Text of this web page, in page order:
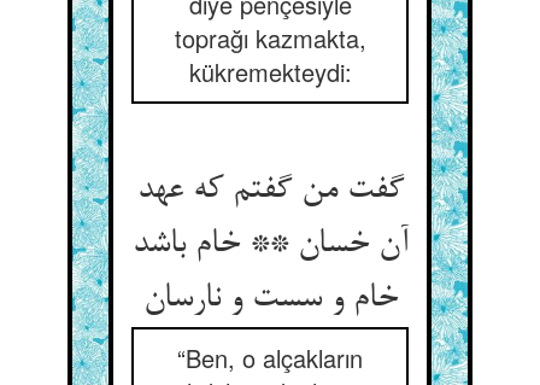
toprağı kazmakta,
kükremekteydi:
گفت من گفتم که عهد
آن خسان ** خام باشد
خام و سست و نارسان‌‌
“Ben, o alçakların